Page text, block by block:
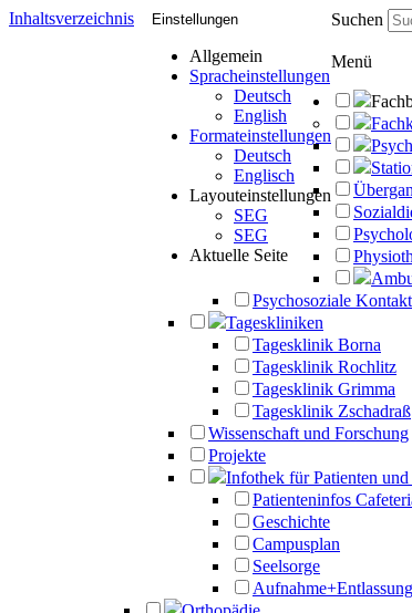
Inhaltsverzeichnis Einstellungen
Allgemein
Spracheinstellungen
Deutsch
English
Formateinstellungen
Deutsch
Englisch
Layouteinstellungen
SEG
SEG
Aktuelle Seite
Suchen
Menü
Psychosoziale
Tageskliniken
Tagesklinik Borna
Tagesklinik Rochlitz
Tagesklinik Grimma
Tagesklinik Zschadraß
Wissenschaft und Forschung
Projekte
Infothek für Patienten und
Patienteninfos
Geschichte
Campusplan
Seelsorge
Aufnahme+Entlassung